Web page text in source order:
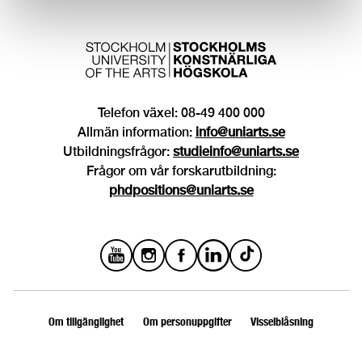
Telefon växel: 08-49 400 000
Allmän information: info@uniarts.se
Utbildningsfrågor: studieinfo@uniarts.se
Frågor om vår forskarutbildning:
phdpositions@uniarts.se
Om tillgänglighet Om personuppgifter Visselblåsning